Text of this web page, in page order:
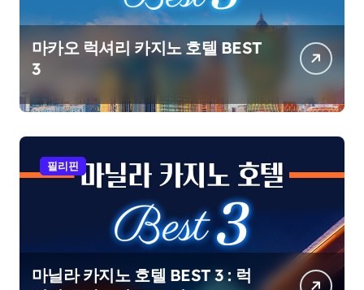
마카오 럭셔리 카지노 호텔 BEST
3
필리핀
마닐라 카지노 호텔 BEST 3 : 럭